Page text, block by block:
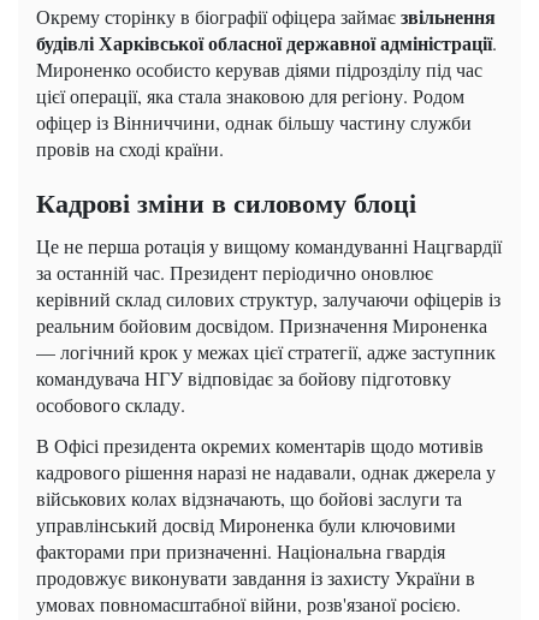
Окрему сторінку в біографії офіцера займаєзвільнення
будівлі Харківської обласної державної адміністрації.
Мироненко особисто керував діями підрозділу під час
цієї операції, яка стала знаковою для регіону. Родом
офіцер із Вінниччини, однак більшу частину служби
провів на сході країни.
Кадрові зміни в силовому блоці
Це не перша ротація у вищому командуванні Нацгвардії
за останній час. Президент періодично оновлює
керівний склад силових структур, залучаючи офіцерів із
реальним бойовим досвідом. Призначення Мироненка
— логічний крок у межах цієї стратегії, адже заступник
командувача НГУ відповідає за бойову підготовку
особового складу.
В Офісі президента окремих коментарів щодо мотивів
кадрового рішення наразі не надавали, однак джерела у
військових колах відзначають, що бойові заслуги та
управлінський досвід Мироненка були ключовими
факторами при призначенні. Національна гвардія
продовжує виконувати завдання із захисту України в
умовах повномасштабної війни, розв'язаної росією.